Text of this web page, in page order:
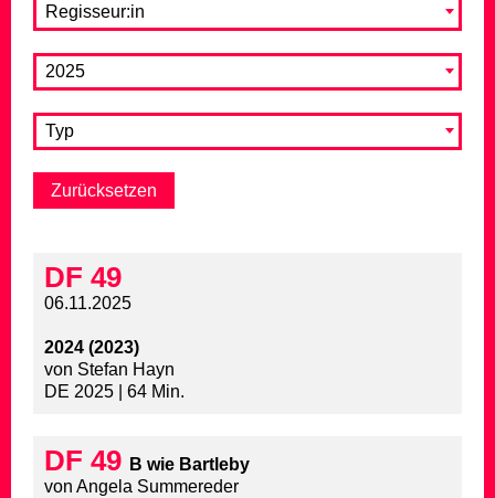
Regisseur:in
2025
Typ
DF 49
06.11.2025
2024 (2023)
von Stefan Hayn
DE 2025 | 64 Min.
DF 49 B wie Bartleby
von Angela Summereder